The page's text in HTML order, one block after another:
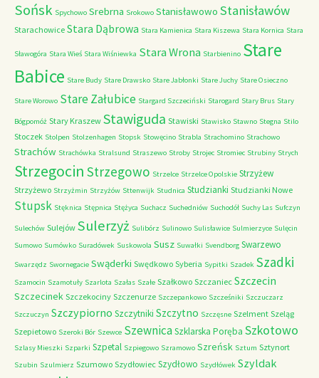
Sońsk Spychowo Srebrna Srokowo Stanisławowo Stanisławów
Starachowice Stara Dąbrowa Stara Kamienica Stara Kiszewa Stara Kornica Stara
Sławogóra Stara Wieś Stara Wiśniewka Stara Wrona Starbienino Stare
Babice Stare Budy Stare Drawsko Stare Jabłonki Stare Juchy Stare Osieczno
Stare Worowo Stare Załubice Stargard Szczeciński Starogard Stary Brus Stary
Bógpomóż Stary Kraszew Stawiguda Stawiski Stawisko Stawno Stegna Stilo
Stoczek Stolpen Stolzenhagen Stopsk Stowęcino Strabla Strachomino Strachowo
Strachów Strachówka Stralsund Straszewo Stroby Strojec Stromiec Strubiny Strych
Strzegocin Strzegowo Strzelce Strzelce Opolskie Strzyżew
Strzyżewo Strzyżmin Strzyżów Sttenwijk Studnica Studzianki Studzianki Nowe
Stupsk Stęknica Stępnica Stężyca Suchacz Suchedniów Suchodół Suchy Las Sufczyn
Sulechów Sulejów Sulerzyż Sulibórz Sulinowo Sulisławice Sulmierzyce Sulęcin
Sumowo Sumówko Suradówek Suskowola Susz Suwałki Svendborg Swarzewo
Swarzędz Swornegacie Swąderki Swędkowo Syberia Sypitki Szadek Szadki
Szamocin Szamotuły Szarlota Szałas Szałe Szałkowo Szczaniec Szczecin
Szczecinek Szczekociny Szczenurze Szczepankowo Szcześniki Szczuczarz
Szczuczyn Szczypiorno Szczytniki Szczytno Szczęsne Szelment Szeląg
Szepietowo Szeroki Bór Szewce SzewnicaSzklarska Poręba Szkotowo
Szlasy Mieszki Szparki Szpetal Szpiegowo Szramowo Szreńsk Sztum Sztynort
Szubin Szulmierz Szumowo Szydłowiec Szydłowo Szydłówek Szyldak